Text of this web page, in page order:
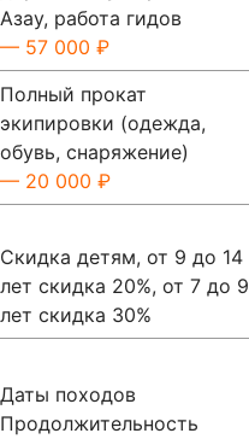
Азау, работа гидов
— 57 000 ₽
Полный прокат
экипировки (одежда,
обувь, снаряжение)
— 20 000 ₽
Скидка детям, от 9 до 14
лет скидка 20%, от 7 до 9
лет скидка 30%
Даты походов
Продолжительность